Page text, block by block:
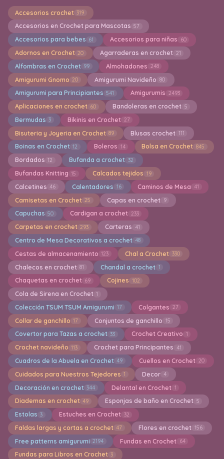
Accesorios crochet 319
Accesorios en Crochet para Mascotas 57
Accesorios para bebes 61 Accesorios para niñas 60
Adornos en Crochet 20 Agarraderas en crochet 21
Alfombras en Crochet 99 Almohadones 248
Amigurumi Gnomo 20 Amigurumi Navideño 80
Amigurumi para Principiantes 541 Amigurumis 2493
Aplicaciones en crochet 60 Bandoleras en crochet 5
Bermudas 3 Bikinis en Crochet 27
Bisuteria y Joyeria en Crochet 89 Blusas crochet 111
Boinas en Crochet 12 Boleros 14 Bolsa en Crochet 845
Bordados 12 Bufanda a crochet 32
Bufandas Knitting 15 Calcados tejidos 19
Calcetines 46 Calentadores 16 Caminos de Mesa 41
Camisetas en Crochet 25 Capas en crochet 9
Capuchas 50 Cardigan a crochet 233
Carpetas en crochet 293 Carteras 41
Centro de Mesa Decorativos a crochet 48
Cestas de almacenamiento 123 Chal a Crochet 330
Chalecos en crochet 81 Chandal a crochet 1
Chaquetas en crochet 69 Cojines 102
Cola de Sirena en Crochet 1
Colección TSUM TSUM Amigurumi 17 Colgantes 27
Collar de ganchillo 17 Conjuntos de ganchillo 15
Covertor para Tazas a crochet 33 Crochet Creativo 1
Crochet navideño 113 Crochet para Principantes 41
Cuadros de la Abuela en Crochet 49 Cuellos en Crochet 20
Cuidados para Nuestros Tejedores 1 Decor 4
Decoración en crochet 344 Delantal en Crochet 1
Diademas en crochet 49 Esponjas de baño en Crochet 5
Estolas 3 Estuches en Crochet 32
Faldas largas y cortas a crochet 47 Flores en crochet 156
Free patterns amigurumi 2194 Fundas en Crochet 64
Fundas para Libros en Crochet 3